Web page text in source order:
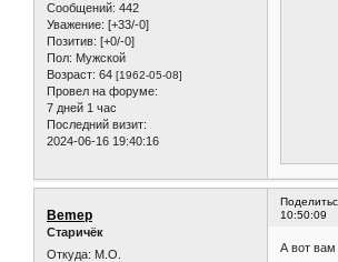
Сообщений: 442
Уважение: [+33/-0]
Позитив: [+0/-0]
Пол: Мужской
Возраст: 64 [1962-05-08]
Провел на форуме:
7 дней 1 час
Последний визит:
2024-06-16 19:40:16
10:50:09
Bemep
Старичёк
Откуда: М.О.
А вот вам